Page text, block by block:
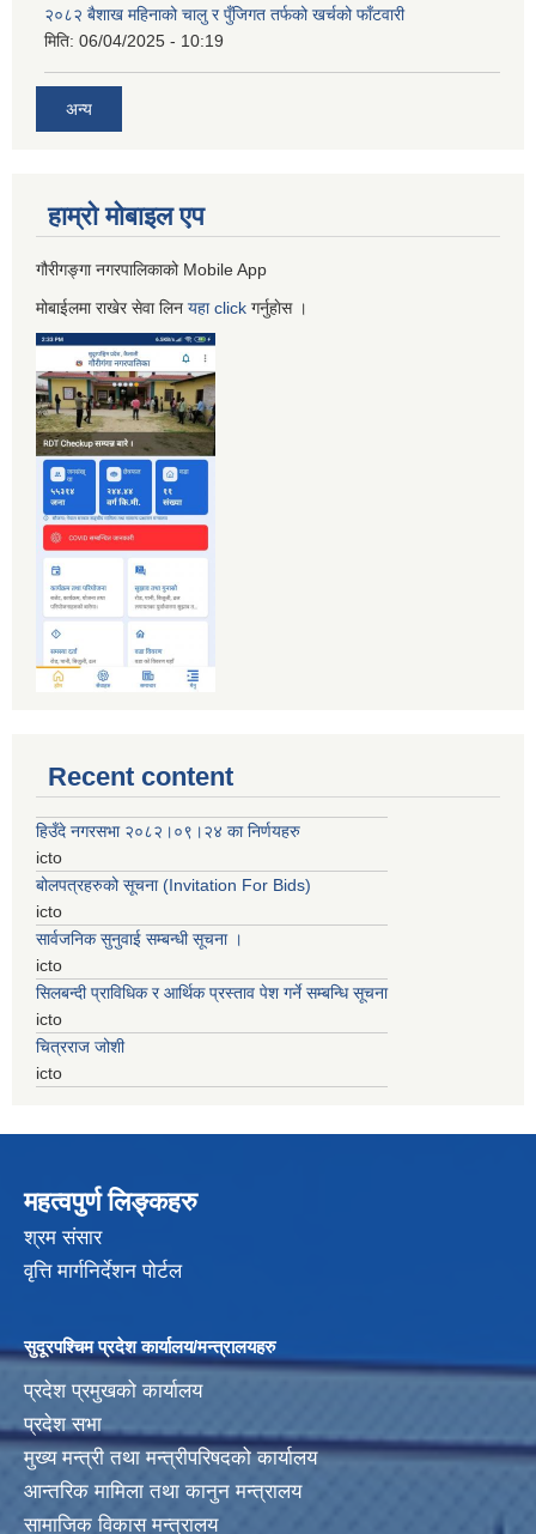
२०८२ बैशाख महिनाको चालु र पुँजिगत तर्फको खर्चको फाँटवारी
मिति: 06/04/2025 - 10:19
अन्य
हाम्रो माेबाइल एप
गौरीगङ्गा नगरपालिकाको Mobile App
मोबाईलमा राखेर सेवा लिन यहाclick गर्नुहाेस ।
Recent content
हिउँदे नगरसभा २०८२।०९।२४ का निर्णयहरु
icto
बोलपत्रहरुको सूचना (Invitation For Bids)
icto
सार्वजनिक सुनुवाई सम्बन्धी सूचना ।
icto
सिलबन्दी प्राविधिक र आर्थिक प्रस्ताव पेश गर्ने सम्बन्धि सूचना
icto
चित्रराज जोशी
icto
महत्वपुर्ण लिङ्कहरु
श्रम संसार
वृत्ति मार्गनिर्देशन पोर्टल
सुदूरपश्चिम प्रदेश कार्यालय/मन्त्रालयहरु
प्रदेश प्रमुखको कार्यालय
प्रदेश सभा
मुख्य मन्त्री तथा मन्त्रीपरिषदको कार्यालय
आन्तरिक मामिला तथा कानुन मन्त्रालय
सामाजिक विकास मन्त्रालय